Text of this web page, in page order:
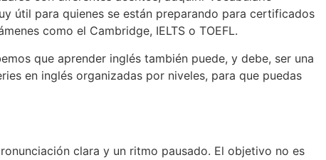
útil para quienes se están preparando para certificados
como el Cambridge, IELTS o TOEFL.
que aprender inglés también puede, y debe, ser una
en inglés organizadas por niveles, para que puedas
clara y un ritmo pausado. El objetivo no es